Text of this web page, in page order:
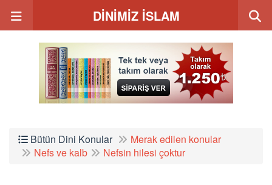
DİNİMİZ İSLAM
Bütün Dini Konular
Merak edilen konular
Nefs ve kalb
Nefsin hilesi çoktur